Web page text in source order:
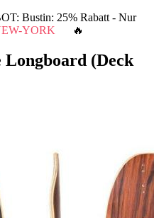
Bustin: 25% Rabatt - Nur
YORK 🔥
Longboard (Deck